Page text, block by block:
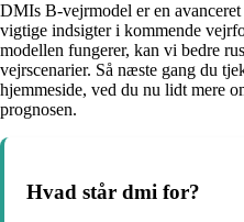
DMIs B-vejrmodel er en
vigtige indsigter i kommende
modellen fungerer, kan vi bedre
vejrscenarier. Så næste gang du
hjemmeside, ved du nu lidt mere
prognosen.
Hvad står dmi for?